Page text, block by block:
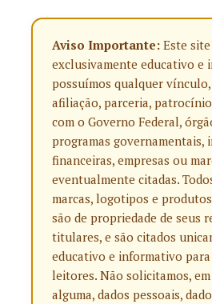
Aviso Importante: Este
exclusivamente educativo e
possuímos qualquer
afiliação, parceria,
com o Governo Federal,
programas governamentais,
financeiras, empresas ou
eventualmente citadas.
marcas, logotipos e
são de propriedade de seus
titulares, e são citados
educativo e informativo para
leitores. Não solicitamos,
alguma, dados pessoais,